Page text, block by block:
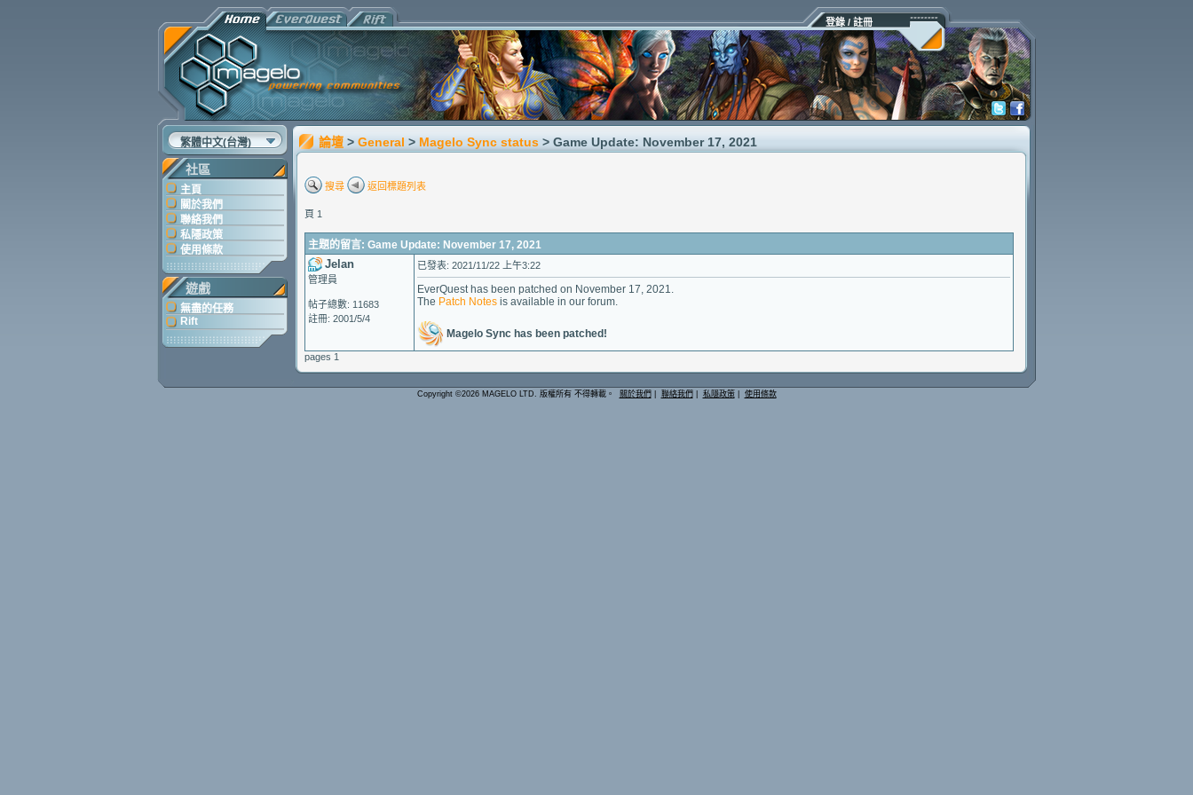
登錄 / 註冊
繁體中文(台灣)
社區
主頁
關於我們
聯絡我們
私隱政策
使用條款
遊戲
無盡的任務
Rift
論壇 > General > Magelo Sync status > Game Update: November 17, 2021
搜尋 返回標題列表
頁 1
主題的留言: Game Update: November 17, 2021
Jelan
管理員
帖子總數: 11683
註冊: 2001/5/4
已發表: 2021/11/22 上午3:22
EverQuest has been patched on November 17, 2021.
The Patch Notes is available in our forum.
Magelo Sync has been patched!
pages 1
Copyright ©2026 MAGELO LTD. 版權所有 不得轉載。 關於我們 聯絡我們 私隱政策| 使用條款